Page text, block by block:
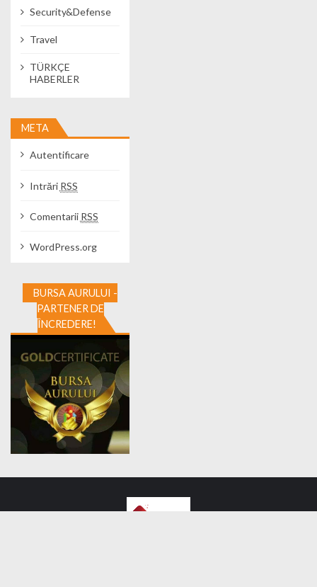
Security&Defense
Travel
TÜRKÇE
HABERLER
META
Autentificare
Intrări RSS
Comentarii RSS
WordPress.org
BURSA AURULUI -
PARTENER DE
ÎNCREDERE!